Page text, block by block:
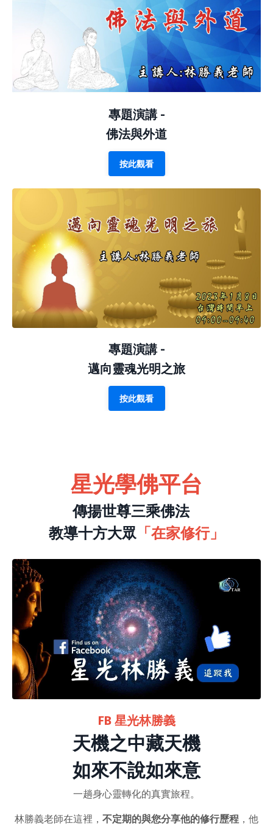
專題演講 -
佛法與外道
按此觀看
專題演講 -
邁向靈魂光明之旅
按此觀看
星光學佛平台
傳揚世尊三乘佛法
教導十方大眾「在家修行」
FB 星光林勝義
天機之中藏天機
如來不說如來意
一趟身心靈轉化的真實旅程。
林勝義老師在這裡， 不定期的與您分享他的修行歷程 ，他